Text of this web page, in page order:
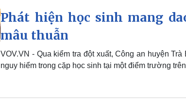
Phát hiện học sinh mang
mâu thuẫn
VOV.VN - Qua kiểm tra đột xuất, Công an huyện
nguy hiểm trong cặp học sinh tại một điểm trường